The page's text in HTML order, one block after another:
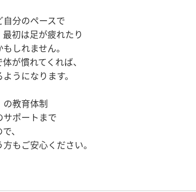
自分のペースで
初は足が疲れたり
しれません。
が慣れてくれば、
うになります。
の教育体制
ポートまで
、
もご安心ください。